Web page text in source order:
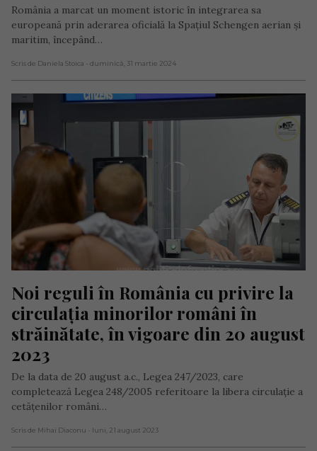
România a marcat un moment istoric în integrarea sa
europeană prin aderarea oficială la Spațiul Schengen aerian și
maritim, începând…
Scris de Daniela Stoica - duminică, 31 martie 2024
Noi reguli în România cu privire la
circulația minorilor români în
străinătate, în vigoare din 20 august
2023
De la data de 20 august a.c., Legea 247/2023, care
completează Legea 248/2005 referitoare la libera circulaţie a
cetăţenilor români…
Scris de Mihai Diaconu - luni, 21 august 2023